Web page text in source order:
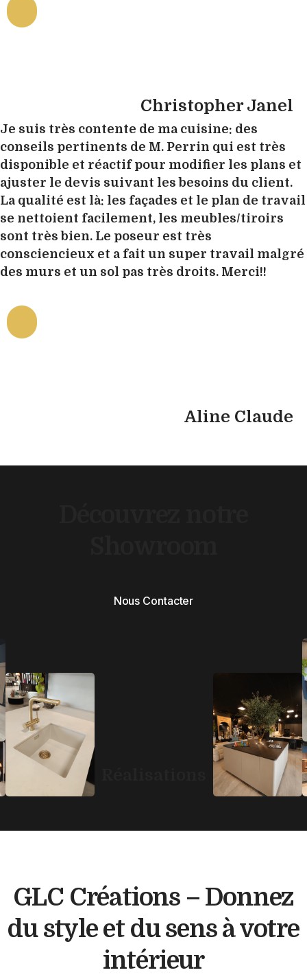
Christopher Janel
Je suis très contente de ma cuisine: des
conseils pertinents de M. Perrin qui est très
disponible et réactif pour modifier les plans et
ajuster le devis suivant les besoins du client.
La qualité est là: les façades et le plan de travail
se nettoient facilement, les meubles/tiroirs
sont très bien. Le poseur est très
consciencieux et a fait un super travail malgré
des murs et un sol pas très droits. Merci!!
Aline Claude
Nous Contacter
GLC Créations – Donnez
du style et du sens à votre
intérieur